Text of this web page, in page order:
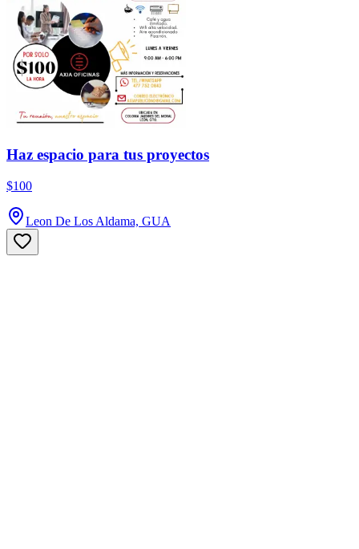
Haz espacio para tus proyectos
$100
Leon De Los Aldama, GUA